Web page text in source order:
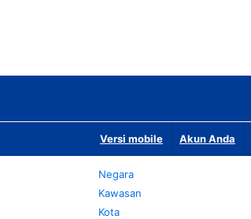
Versi mobile Akun Anda
Negara
Kawasan
Kota